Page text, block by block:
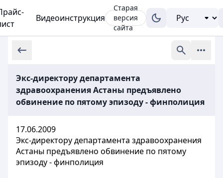
Видеоинструкция
Старая
версия
сайта
Экс-директору департамента
здравоохранения Астаны предъявлено
обвинение по пятому эпизоду - финполиция
17.06.2009
Экс-директору департамента здравоохранения
Астаны предъявлено обвинение по пятому
эпизоду - финполиция